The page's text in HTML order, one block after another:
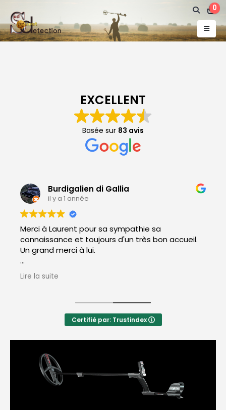
0
EXCELLENT
Basée sur 83 avis
Burdigalien di Gallia
il y a 1 année
Merci à Laurent pour sa sympathie sa
connaissance et toujours d'un très bon accueil.
Un grand merci à lui.
Réponse du propriétaire
Merci beaucoup pour votre appréciation,
vous apporter les informations nécessaires et
vous recevoir dans les meilleures conditions au
Lire la suite
Certifié par: Trustindex